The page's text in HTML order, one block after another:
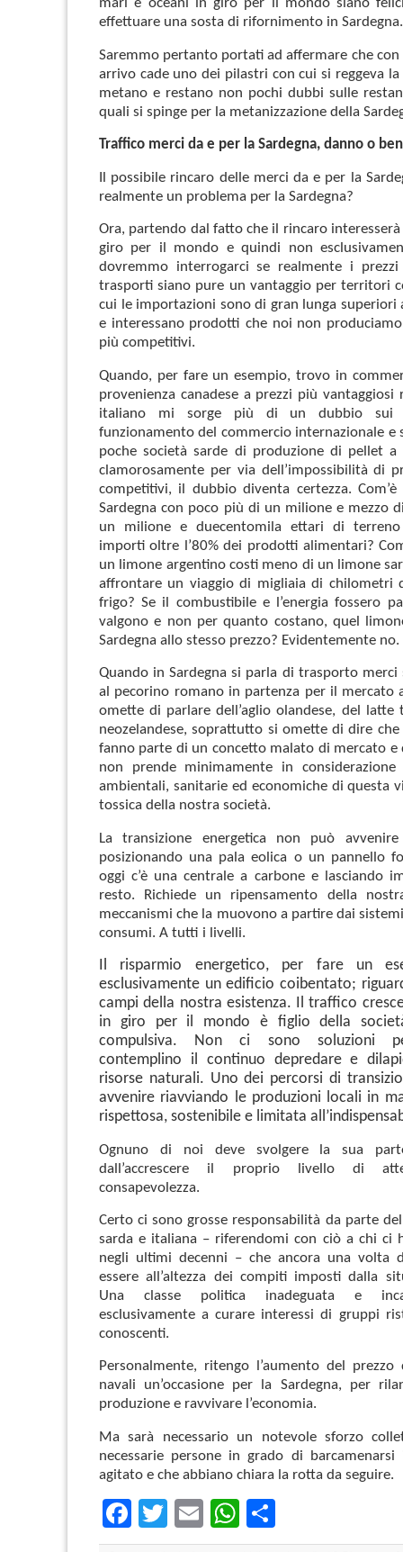
mari e oceani in giro per il mondo siano
effettuare una sosta di rifornimento in Sardegna.
Saremmo pertanto portati ad affermare che
arrivo cade uno dei pilastri con cui si reggeva
metano e restano non pochi dubbi sulle
quali si spinge per la metanizzazione della
Traffico merci da e per la Sardegna, danno o
Il possibile rincaro delle merci da e per la
realmente un problema per la Sardegna?
Ora, partendo dal fatto che il rincaro
giro per il mondo e quindi non
dovremmo interrogarci se realmente i prezzi
trasporti siano pure un vantaggio per territori
cui le importazioni sono di gran lunga superiori
e interessano prodotti che noi non
più competitivi.
Quando, per fare un esempio, trovo in
provenienza canadese a prezzi più
italiano mi sorge più di un dubbio sui
funzionamento del commercio internazionale e
poche società sarde di produzione di pellet
clamorosamente per via dell’impossibilità di
competitivi, il dubbio diventa certezza.
Sardegna con poco più di un milione e mezzo
un milione e duecentomila ettari di
importi oltre l’80% dei prodotti alimentari?
un limone argentino costi meno di un limone
affrontare un viaggio di migliaia di chilometri
frigo? Se il combustibile e l’energia fossero
valgono e non per quanto costano, quel
Sardegna allo stesso prezzo? Evidentemente no.
Quando in Sardegna si parla di trasporto
al pecorino romano in partenza per il mercato
omette di parlare dell’aglio olandese, del latte
neozelandese, soprattutto si omette di dire
fanno parte di un concetto malato di mercato e
non prende minimamente in considerazione
ambientali, sanitarie ed economiche di questa
tossica della nostra società.
La transizione energetica non può avvenire
posizionando una pala eolica o un pannello
oggi c’è una centrale a carbone e lasciando
resto. Richiede un ripensamento della
meccanismi che la muovono a partire dai
consumi. A tutti i livelli.
Il risparmio energetico, per fare un
esclusivamente un edificio coibentato;
campi della nostra esistenza. Il traffico
in giro per il mondo è figlio della
compulsiva. Non ci sono soluzioni
contemplino il continuo depredare e
risorse naturali. Uno dei percorsi di
avvenire riavviando le produzioni locali in
rispettosa, sostenibile e limitata
Ognuno di noi deve svolgere la sua
dall’accrescere il proprio livello di
consapevolezza.
Certo ci sono grosse responsabilità da parte
sarda e italiana – riferendomi con ciò a chi ci
negli ultimi decenni – che ancora una volta
essere all’altezza dei compiti imposti dalla
Una classe politica inadeguata e
esclusivamente a curare interessi di gruppi
conoscenti.
Personalmente, ritengo l’aumento del
navali un’occasione per la Sardegna, per
produzione e ravvivare l’economia.
Ma sarà necessario un notevole sforzo
necessarie persone in grado di
agitato e che abbiano chiara la rotta da seguire.
Facebook
TwitterEmailWhatsApp